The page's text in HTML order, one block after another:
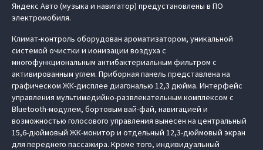
Яндекс Авто (музыка и навигатор) предустановлены в ПО
электромобиля.
Климат-контроль оборудован ароматизатором, уникальной
системой очистки и ионизации воздуха с
многофункциональным антибактериальным фильтром с
активированным углем. Приборная панель представлена на
графическом ЖК-дисплее диагональю 12,3 дюйма. Интерфейс
управления мультимедийно-развлекательным комплексом с
Bluetooth-модулем, бортовым вай-фай, навигацией и
возможностью голосового управления вынесен на центральный
15,6-дюймовый ЖК-монитор и отдельный 12,3-дюймовый экран
для переднего пассажира. Кроме того, индивидуальный